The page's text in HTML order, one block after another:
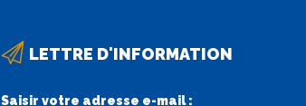
LETTRE D'INFORMATION
Saisir votre adresse e-mail :